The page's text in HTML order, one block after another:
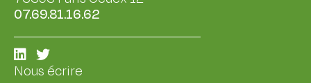
07.69.81.16.62
Nous écrire